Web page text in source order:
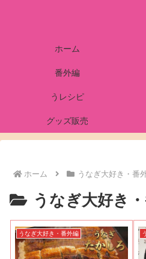
ホーム
番外編
うレシピ
グッズ販売
ホーム うなぎ大好き・番
うなぎ大好き
うなぎ大好き・番外編